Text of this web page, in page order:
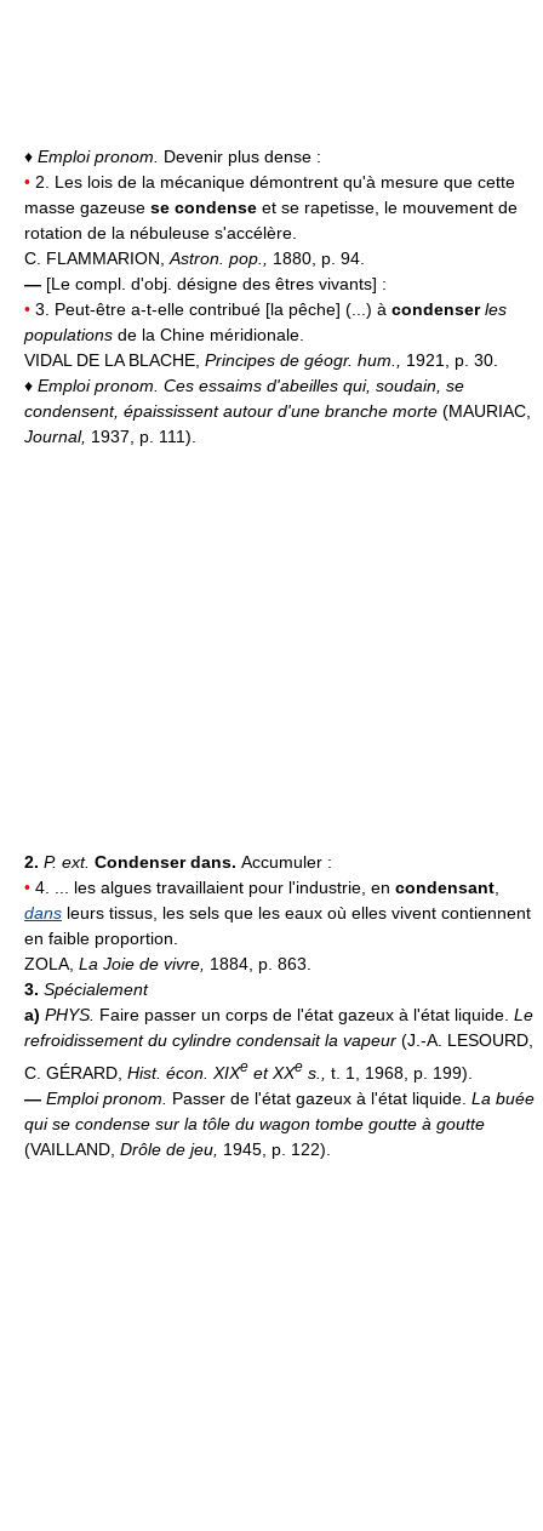
♦ Emploi pronom. Devenir plus dense :
• 2. Les lois de la mécanique démontrent qu'à mesure que cette
masse gazeuse se condense et se rapetisse, le mouvement de
rotation de la nébuleuse s'accélère.
C. FLAMMARION, Astron. pop., 1880, p. 94.
— [Le compl. d'obj. désigne des êtres vivants] :
• 3. Peut-être a-t-elle contribué [la pêche] (...) à condenserles
populations de la Chine méridionale.
VIDAL DE LA BLACHE, Principes de géogr. hum., 1921, p. 30.
♦ Emploi pronom. Ces essaims d'abeilles qui, soudain, se
condensent, épaississent autour d'une branche morte (MAURIAC,
Journal, 1937, p. 111).
2. P. ext. Condenser dans. Accumuler :
• 4. ... les algues travaillaient pour l'industrie, en condensant
dans leurs tissus, les sels que les eaux où elles vivent contiennent
en faible proportion.
ZOLA, La Joie de vivre, 1884, p. 863.
3. Spécialement
a) PHYS. Faire passer un corps de l'état gazeux à l'état liquide. Le
refroidissement du cylindre condensait la vapeur (J.-A. LESOURD,
C. GÉRARD, Hist. écon. XIXe et XXe s., t. 1, 1968, p. 199).
— Emploi pronom. Passer de l'état gazeux à l'état liquide. La buée
qui se condense sur la tôle du wagon tombe goutte à goutte
(VAILLAND, Drôle de jeu, 1945, p. 122).